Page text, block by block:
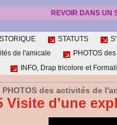
REVOIR DANS UN
STATUTS
de l'amicale
PHOTOS
INFO, Drap tricolore et
PHOTOS des activités de
Visite d'une